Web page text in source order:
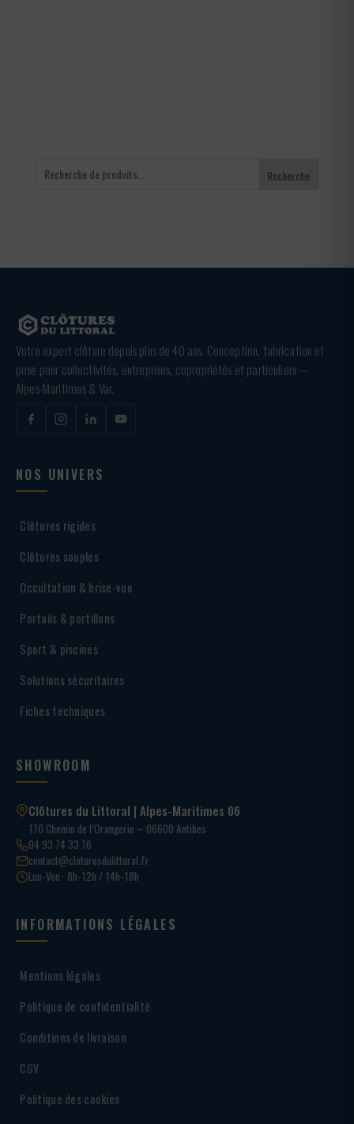
Recherche
Votre expert clôture depuis plus de 40 ans. Conception, fabrication et
pose pour collectivités, entreprises, copropriétés et particuliers —
Alpes-Maritimes & Var.
NOS UNIVERS
Clôtures rigides
Clôtures souples
Occultation & brise-vue
Portails & portillons
Sport & piscines
Solutions sécuritaires
Fiches techniques
SHOWROOM
Clôtures du Littoral | Alpes-Maritimes 06
170 Chemin de l’Orangerie – 06600 Antibes
04 93 74 33 76
contact@cloturesdulittoral.fr
Lun-Ven · 8h-12h / 14h-18h
INFORMATIONS LÉGALES
Mentions légales
Politique de confidentialité
Conditions de livraison
CGV
Politique des cookies